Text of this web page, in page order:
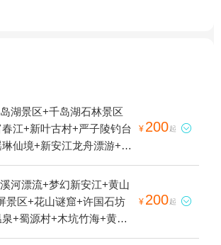
岛湖景区+千岛湖石林景区
江+新叶古村+严子陵钓台
仙境+新安江龙舟漂游+新
岩风景区+严子陵钓台-已下
吧+九咆界风景区+珍珠流
千岛湖钓鱼岛+千岛湖好运
水电站+千岛湖啤酒博物
¥ 200起 
溪河漂流+梦幻新安江+黄山
景区+花山谜窟+许国石坊
+蜀源村+木坑竹海+黄山
山水画廊+呈坎+屯溪老街
¥ 200起 